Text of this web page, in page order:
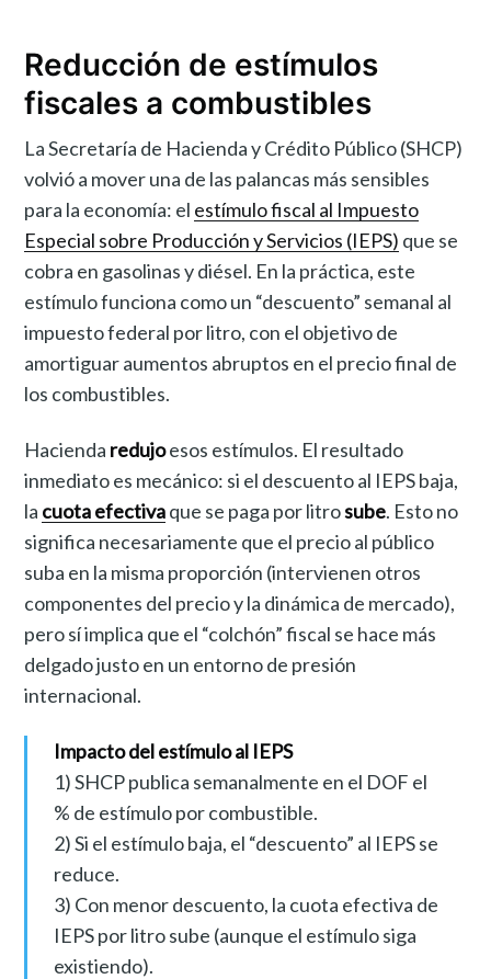
Reducción de estímulos
fiscales a combustibles
La Secretaría de Hacienda y Crédito Público (SHCP)
volvió a mover una de las palancas más sensibles
para la economía: el estímulo fiscal al Impuesto
Especial sobre Producción y Servicios (IEPS) que se
cobra en gasolinas y diésel. En la práctica, este
estímulo funciona como un “descuento” semanal al
impuesto federal por litro, con el objetivo de
amortiguar aumentos abruptos en el precio final de
los combustibles.
Hacienda redujoesos estímulos. El resultado
inmediato es mecánico: si el descuento al IEPS baja,
la cuota efectivaque se paga por litrosube. Esto no
significa necesariamente que el precio al público
suba en la misma proporción (intervienen otros
componentes del precio y la dinámica de mercado),
pero sí implica que el “colchón” fiscal se hace más
delgado justo en un entorno de presión
internacional.
Impacto del estímulo al IEPS
1) SHCP publica semanalmente en el DOF el
% de estímulo por combustible.
2) Si el estímulo baja, el “descuento” al IEPS se
reduce.
3) Con menor descuento, la cuota efectiva de
IEPS por litro sube (aunque el estímulo siga
existiendo).